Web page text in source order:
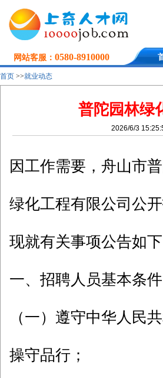
网站客服：0580-8910000
首页 >>就业动态
普陀园林绿
2026/6/3
因工作需要，舟山市
绿化工程有限公司公
现就有关事项公告如下
一、招聘人员基本条件
（一）遵守中华人民
操守品行；